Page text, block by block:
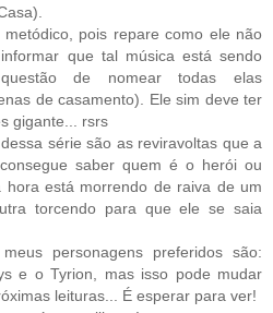
pois repare como ele não
que tal música está sendo
de nomear todas elas
de casamento). Ele sim deve ter
gigante... rsrs
série são as reviravoltas que a
saber quem é o herói ou
hora está morrendo de raiva de um
torcendo para que ele se saia
personagens preferidos são:
e o Tyrion, mas isso pode mudar
leituras... É esperar para ver!